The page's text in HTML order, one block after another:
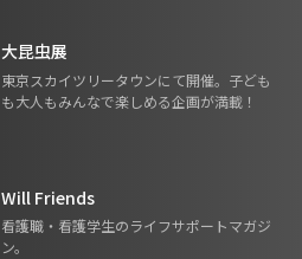
大昆虫展
東京スカイツリータウンにて開催。子ども
も大人もみんなで楽しめる企画が満載！
Will Friends
看護職・看護学生のライフサポートマガジ
ン。